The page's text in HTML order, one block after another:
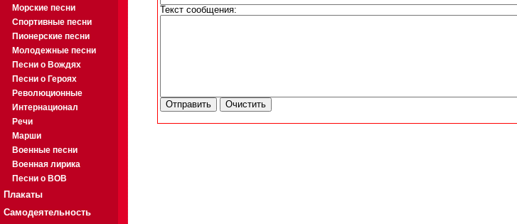
Морские песни
Спортивные песни
Пионерские песни
Молодежные песни
Песни о Вождях
Песни о Героях
Революционные
Интернационал
Речи
Марши
Военные песни
Военная лирика
Песни о ВОВ
Плакаты
Самодеятельность
Текст сообщения: